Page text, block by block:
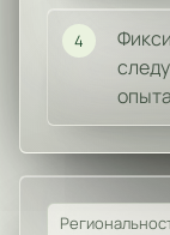
4